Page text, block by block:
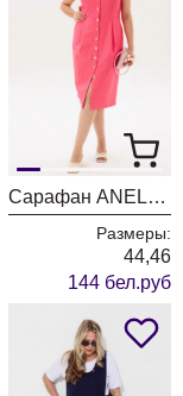
Сарафан ANELLI LAUREL 1567 коралловый риф
Размеры:
44,46
144 бел.руб